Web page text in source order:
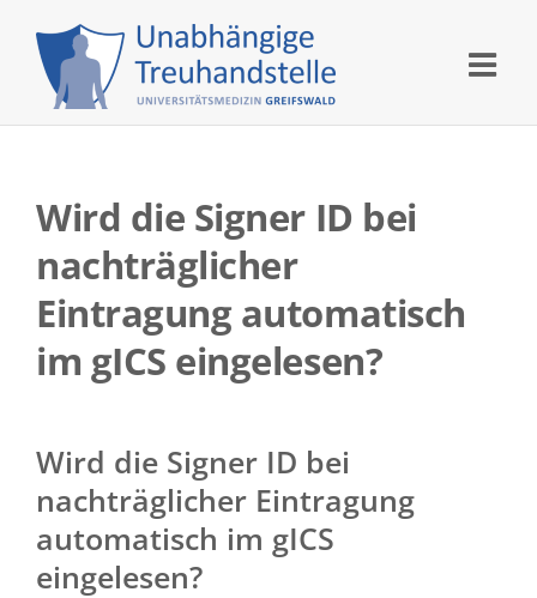
content
Wird die Signer ID bei
nachträglicher
Eintragung automatisch
im gICS eingelesen?
Wird die Signer ID bei
nachträglicher Eintragung
automatisch im gICS
eingelesen?